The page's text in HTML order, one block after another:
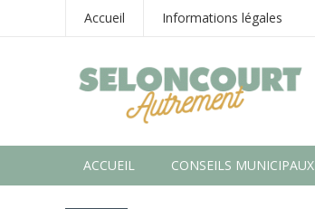
Accueil Informations légales
ACCUEIL CONSEILS MUNICIPAUX